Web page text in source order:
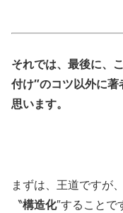
それでは、最後に、
付け″のコツ以外に
思います。
まずは、王道ですが
〝構造化″することで